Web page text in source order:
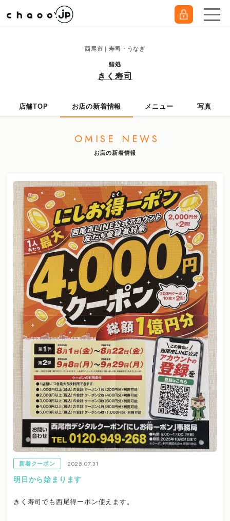
西尾市｜寿司・うなぎ
鮨処
きく寿司
店舗TOP お店の新着情報 メニュー 写真
OMISE NEWS
お店の新着情報
新着クーポン
2025.07.31
明日から始まります
きく寿司でも西尾得ーポン使えます。